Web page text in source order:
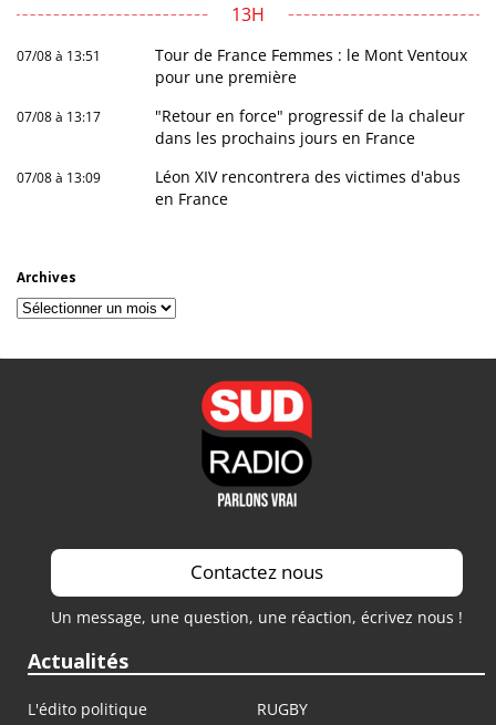
13H
07/08 à 13:51
Tour de France Femmes : le Mont Ventoux
pour une première
07/08 à 13:17
"Retour en force" progressif de la chaleur
dans les prochains jours en France
07/08 à 13:09
Léon XIV rencontrera des victimes d'abus
en France
Archives
Archives
Contactez nous
Un message, une question, une réaction, écrivez nous !
Actualités
L'édito politique
RUGBY